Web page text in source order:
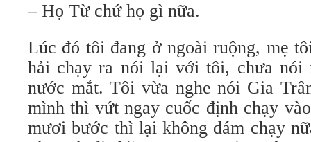
– Họ Từ chứ họ gì nữa.
Lúc đó tôi đang ở ngoài ruộng, mẹ
hải chạy ra nói lại với tôi, chưa nói
nước mắt. Tôi vừa nghe nói Gia
mình thì vứt ngay cuốc định chạy
mươi bước thì lại không dám chạy